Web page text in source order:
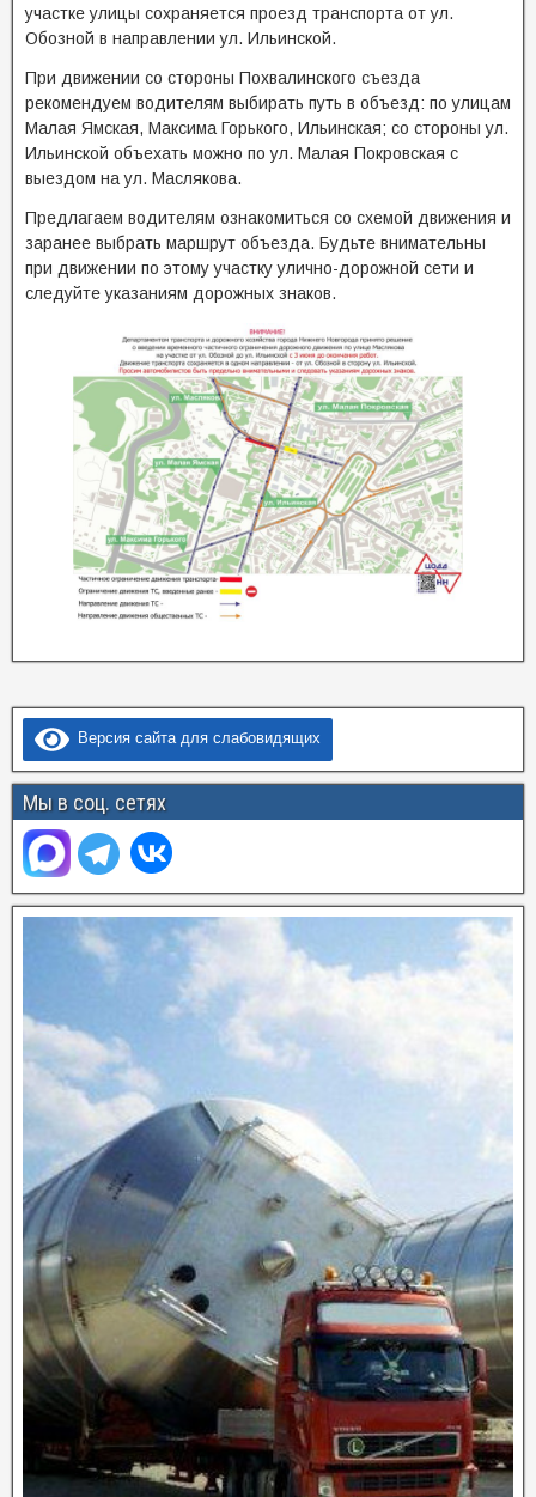
участке улицы сохраняется проезд транспорта от ул.
Обозной в направлении ул. Ильинской.
При движении со стороны Похвалинского съезда
рекомендуем водителям выбирать путь в объезд: по улицам
Малая Ямская, Максима Горького, Ильинская; со стороны ул.
Ильинской объехать можно по ул. Малая Покровская с
выездом на ул. Маслякова.
Предлагаем водителям ознакомиться со схемой движения и
заранее выбрать маршрут объезда. Будьте внимательны
при движении по этому участку улично-дорожной сети и
следуйте указаниям дорожных знаков.
Версия сайта для слабовидящих
Мы в соц. сетях